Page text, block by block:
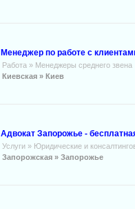
Менеджер по работе с
Работа » Менеджеры среднего звена
Киевская » Киев
Адвокат Запорожье -
Услуги » Юридические и
Запорожская » Запорожье